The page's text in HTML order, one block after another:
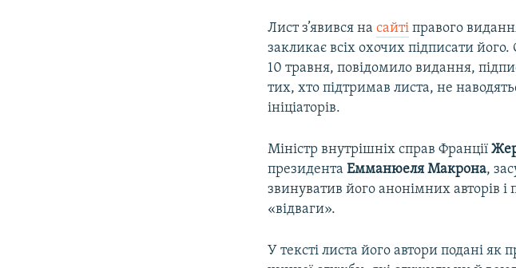
Лист з’явився насайті правого
закликає всіх охочих підписати
10 травня, повідомило видання,
тих, хто підтримав листа, не
ініціаторів.
Міністр внутрішніх справ Франції
президентаЕмманюеля Макрона,
звинуватив його анонімних авторів і
«відваги».
У тексті листа його автори подані як